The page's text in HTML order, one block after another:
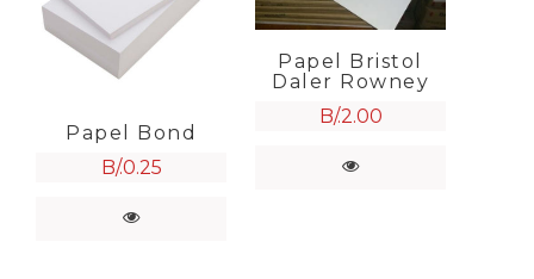
Papel Bond
B/.0.25
Papel Bristol
Daler Rowney
B/.2.00